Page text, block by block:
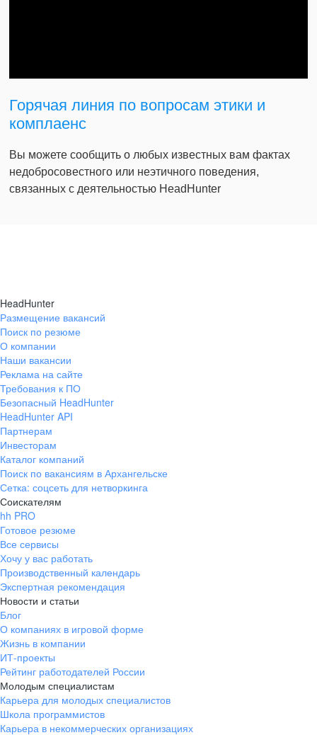
Горячая линия по вопросам этики и
комплаенс
Вы можете сообщить о любых известных вам фактах
недобросовестного или неэтичного поведения,
связанных с деятельностью HeadHunter
HeadHunter
Размещение вакансий
Поиск по резюме
О компании
Наши вакансии
Реклама на сайте
Требования к ПО
Безопасный HeadHunter
HeadHunter API
Партнерам
Инвесторам
Каталог компаний
Поиск по вакансиям в Архангельске
Сетка: соцсеть для нетворкинга
Соискателям
hh PRO
Готовое резюме
Все сервисы
Хочу у вас работать
Производственный календарь
Экспертная рекомендация
Новости и статьи
Блог
О компаниях в игровой форме
Жизнь в компании
ИТ-проекты
Рейтинг работодателей России
Молодым специалистам
Карьера для молодых специалистов
Школа программистов
Карьера в некоммерческих организациях